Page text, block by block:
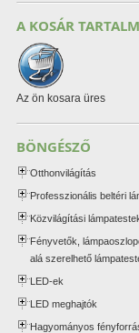
A KOSÁR
Az ön kosara üres
BÖNGÉSZŐ
Otthonvilágítás
Professzionális beltéri
Közvilágítási
Fényvetők,
alá szerelhető
LED-ek
LED meghajtók
Hagyományos